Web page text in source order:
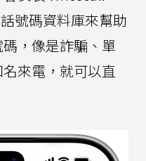
號碼資料庫來幫助
，像是詐騙、單
來電，就可以直